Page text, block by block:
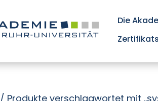
Die
/ Produkte verschlagwortet mit